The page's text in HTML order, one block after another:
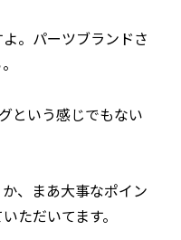
。パーツブランドさ
という感じでもない
、まあ大事なポイン
ただいてます。